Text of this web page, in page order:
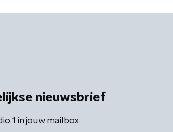
nieuwsbrief
1 in jouw mailbox